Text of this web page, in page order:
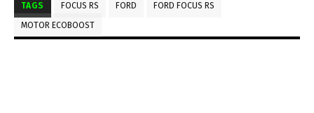
TAGS FOCUS RS FORD
FORD FOCUS RS
MOTOR ECOBOOST